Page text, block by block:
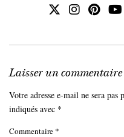
Laisser un commentaire
Votre adresse e-mail ne sera pas
indiqués avec *
Commentaire *